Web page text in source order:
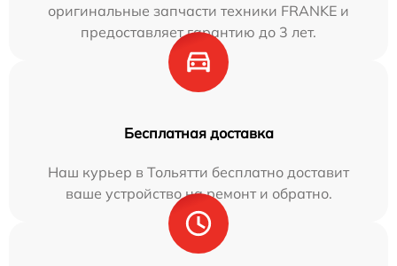
оригинальные запчасти техники FRANKE и
предоставляет гарантию до 3 лет.
Бесплатная доставка
Наш курьер в Тольятти бесплатно доставит
ваше устройство на ремонт и обратно.